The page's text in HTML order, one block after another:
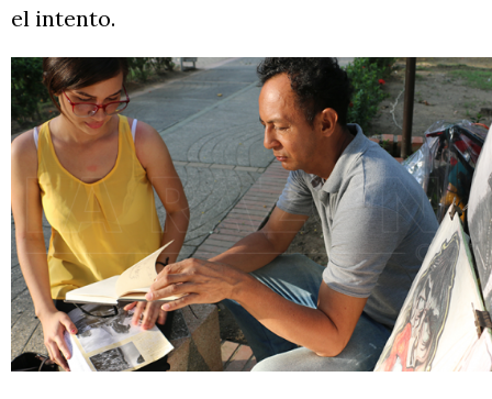
el intento.